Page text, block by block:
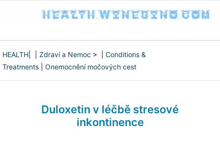
HEALTH Zdraví a Nemoc > | Conditions &
Treatments
Onemocnění močových cest
Duloxetin v léčbě stresové
inkontinence